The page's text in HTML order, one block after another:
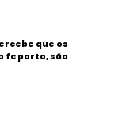
que os
fc porto, são